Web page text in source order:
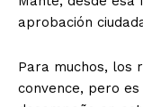
aprobación
Para muchos, los
convence, pero